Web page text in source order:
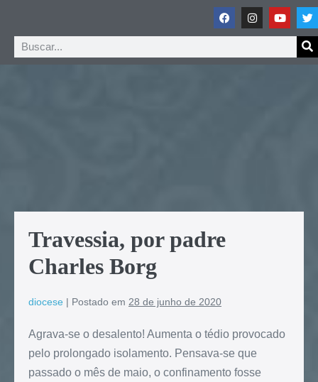
Travessia, por padre
Charles Borg
diocese | Postado em 28 de junho de 2020
Agrava-se o desalento! Aumenta o tédio provocado
pelo prolongado isolamento. Pensava-se que
passado o mês de maio, o confinamento fosse